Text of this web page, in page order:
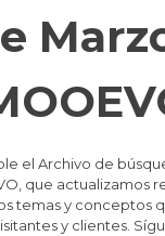
el Archivo de
que actualizamos
temas y conceptos
y clientes.